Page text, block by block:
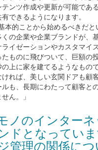
ンツ作成や更新が可能であ
できるようになります。
本的ことから始めるべきだと
の企業や企業ブランドが、
イゼーションやカスタマイ
ものに飛びついて、巨額の
上に家を建てるようなもの
ければ、美しい玄関ドアも顧
も、長期にわたって顧客と
ん。」
ノのインター
ドとなってい
管理の関係に